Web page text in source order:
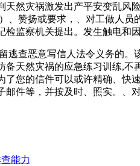
天然灾祸激发出产平安变乱风
、赞扬或要求，、对工做人
检监察机关提出。发生触电和
查恶意写信人法令义务的。
备天然灾祸的应急练习训练,
了您的信件可以或许精确、
邮件等，并按及时、照实。
能力